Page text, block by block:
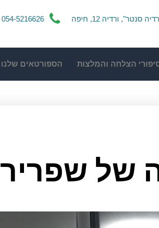
סנטר", ורדיה 12, חיפה 054-5216626
הצלחה והמלצות הספורטאים שלנו
של שפריר